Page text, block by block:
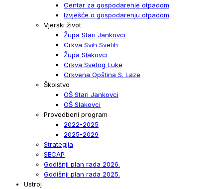
Centar za gospodarenje otpadom
Izvješće o gospodarenju otpadom
Vjerski život
Župa Stari Jankovci
Crkva Svih Svetih
Župa Slakovci
Crkva Svetog Luke
Crkvena Opština S. Laze
Školstvo
OŠ Stari Jankovci
OŠ Slakovci
Provedbeni program
2022-2025
2025-2029
Strategija
SECAP
Godišnji plan rada 2026.
Godišnji plan rada 2025.
Ustroj